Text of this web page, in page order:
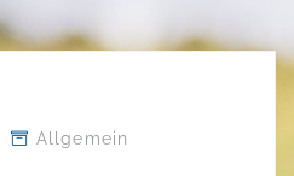
Allgemein